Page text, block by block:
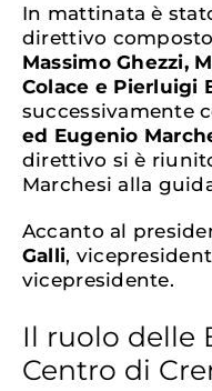
In mattinata è
direttivo
Massimo Ghezzi,
Colace e Pierluigi
successivamente
ed Eugenio
direttivo si è
Marchesi alla
Accanto al
Galli,
vicepresidente.
Il ruolo delle
Centro di